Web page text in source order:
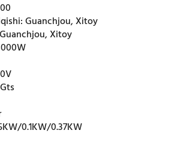
Guanchjou, Xitoy
Guanchjou, Xitoy
0.1KW/0.37KW